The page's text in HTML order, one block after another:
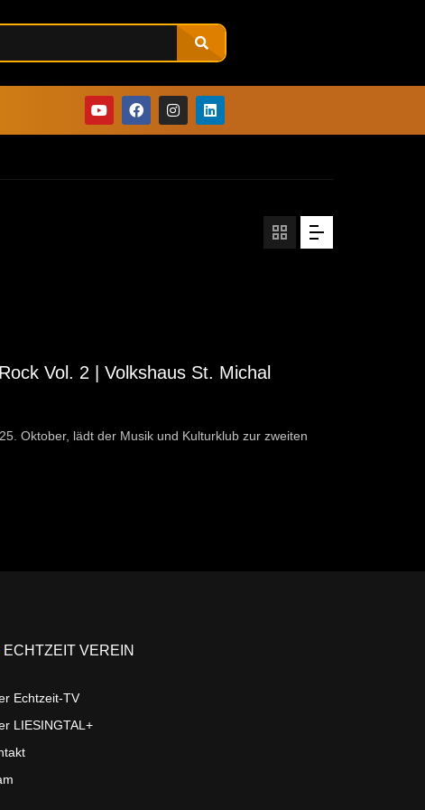
Vol. 2 | Volkshaus St. Michal
Oktober, lädt der Musik und Kulturklub zur zweiten
ECHTZEIT VEREIN
Echtzeit-TV
LIESINGTAL+